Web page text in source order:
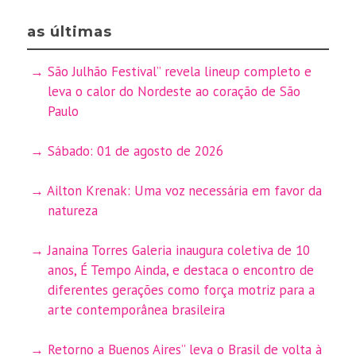
as últimas
São Julhão Festival” revela lineup completo e
leva o calor do Nordeste ao coração de São
Paulo
Sábado: 01 de agosto de 2026
Ailton Krenak: Uma voz necessária em favor da
natureza
Janaina Torres Galeria inaugura coletiva de 10
anos, É Tempo Ainda, e destaca o encontro de
diferentes gerações como força motriz para a
arte contemporânea brasileira
Retorno a Buenos Aires” leva o Brasil de volta à